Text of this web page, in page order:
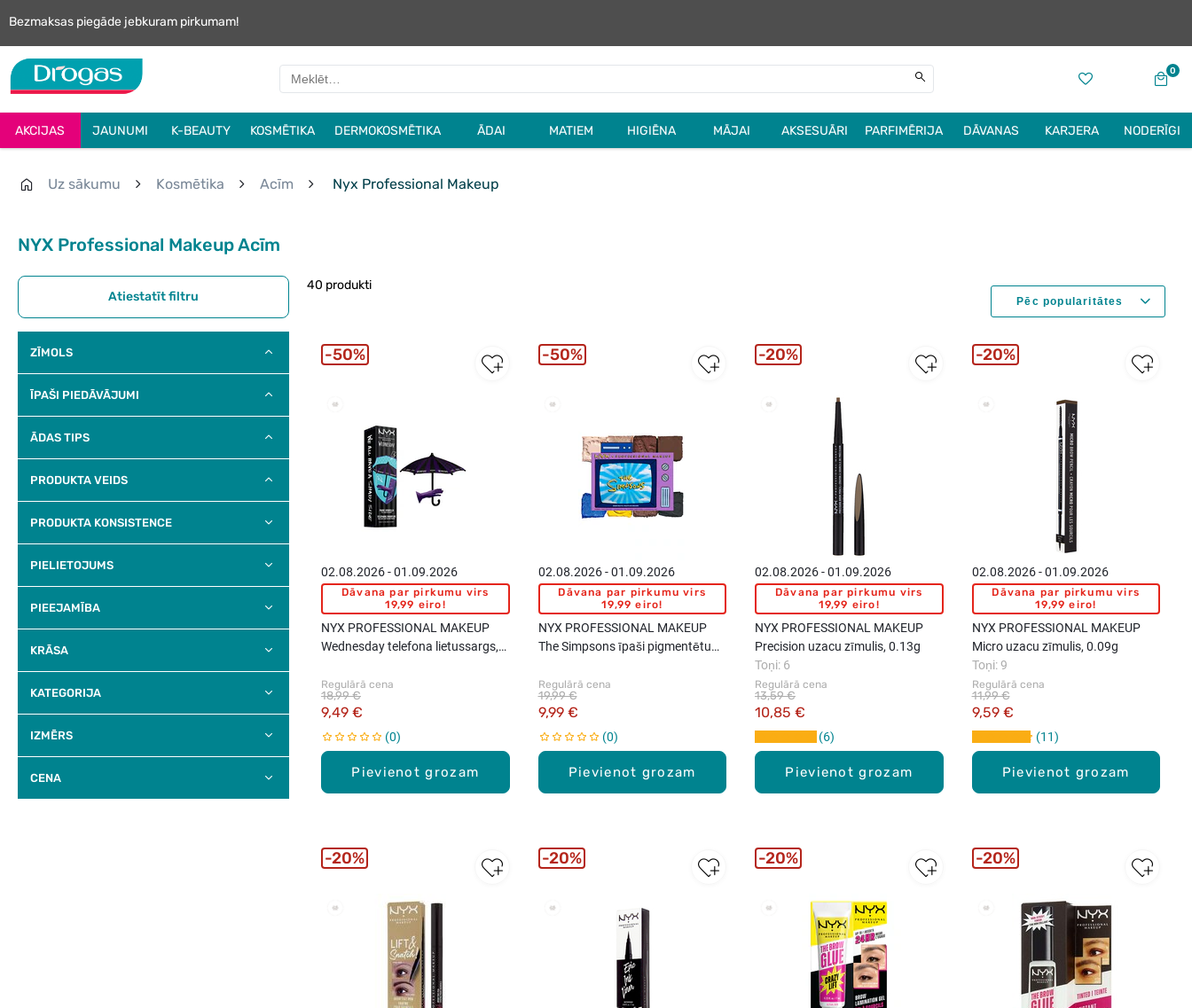
Bezmaksas piegāde jebkuram pirkumam!
0
AKCIJAS JAUNUMI K-BEAUTY KOSMĒTIKA DERMOKOSMĒTIKA ĀDAI MATIEM HIGIĒNA MĀJAI AKSESUĀRI PARFIMĒRIJA DĀVANAS KARJERA NODERĪGI
Uz sākumu Kosmētika Acīm Nyx Professional Makeup
NYX Professional Makeup Acīm
Atiestatīt filtru
ZĪMOLS
ĪPAŠI PIEDĀVĀJUMI
ĀDAS TIPS
PRODUKTA VEIDS
PRODUKTA KONSISTENCE
PIELIETOJUMS
PIEEJAMĪBA
KRĀSA
KATEGORIJA
IZMĒRS
CENA
40 produkti
Pievienot grozam
02.08.2026 - 01.09.2026
Dāvana par pirkumu virs
19,99 eiro!
NYX PROFESSIONAL MAKEUP
Wednesday telefona lietussargs,
Regulārā cena
9,49 €
18,99 €
0
50%
Pievienot grozam
02.08.2026 - 01.09.2026
Dāvana par pirkumu virs
19,99 eiro!
NYX PROFESSIONAL MAKEUP
The Simpsons īpaši pigmentētu
Regulārā cena
9,99 €
19,99 €
0
50%
Pievienot grozam
02.08.2026 - 01.09.2026
Dāvana par pirkumu virs
19,99 eiro!
NYX PROFESSIONAL MAKEUP
Precision uzacu zīmulis, 0.13g
Regulārā cena
10,85 €
13,59 €
Toņi: 6
6
20%
Pievienot grozam
02.08.2026 - 01.09.2026
Dāvana par pirkumu virs
19,99 eiro!
NYX PROFESSIONAL MAKEUP
Micro uzacu zīmulis, 0.09g
Regulārā cena
9,59 €
11,99 €
Toņi: 9
11
20%
20% 20% 20% 20%